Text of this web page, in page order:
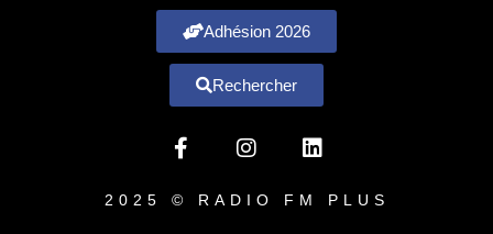
Adhésion 2026
Rechercher
2025 © RADIO FM PLUS